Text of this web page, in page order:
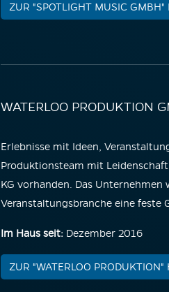
ZUR "SPOTLIGHT MUSIC GMBH"
WATERLOO PRODUKTION
Erlebnisse mit Ideen,
Produktionsteam mit
KG vorhanden. Das
Veranstaltungsbranche eine feste
Im Haus seit: Dezember 2016
ZUR "WATERLOO PRODUKTION"